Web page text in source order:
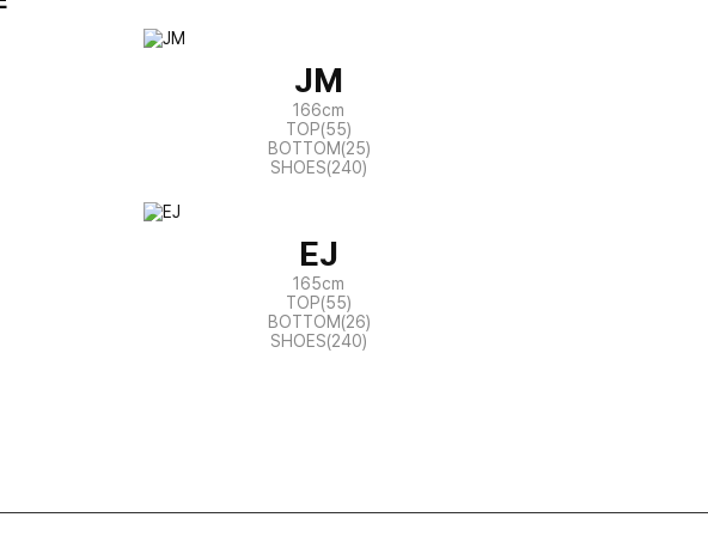
JM
166cm
TOP(55)
BOTTOM(25)
SHOES(240)
EJ
165cm
TOP(55)
BOTTOM(26)
SHOES(240)